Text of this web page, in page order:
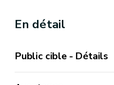
En détail
Public cible - Détails